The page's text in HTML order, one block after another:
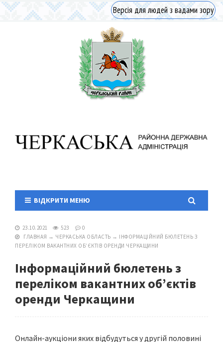
Версія для людей з вадами зору
ВІДКРИТИ МЕНЮ
23.10.2021 523
0
ГЛАВНАЯ → ЧЕРКАСЬКА ОБЛАСТЬ → ІНФОРМАЦІЙНИЙ БЮЛЕТЕНЬ З
ПЕРЕЛІКОМ ВАКАНТНИХ ОБ’ЄКТІВ ОРЕНДИ ЧЕРКАЩИНИ
Інформаційний бюлетень з
переліком вакантних об’єктів
оренди Черкащини
Онлайн-аукціони яких відбудуться у другій половині